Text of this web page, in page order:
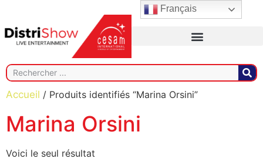
Accueil / Produits identifiés “Marina Orsini”
Marina Orsini
Voici le seul résultat
Français